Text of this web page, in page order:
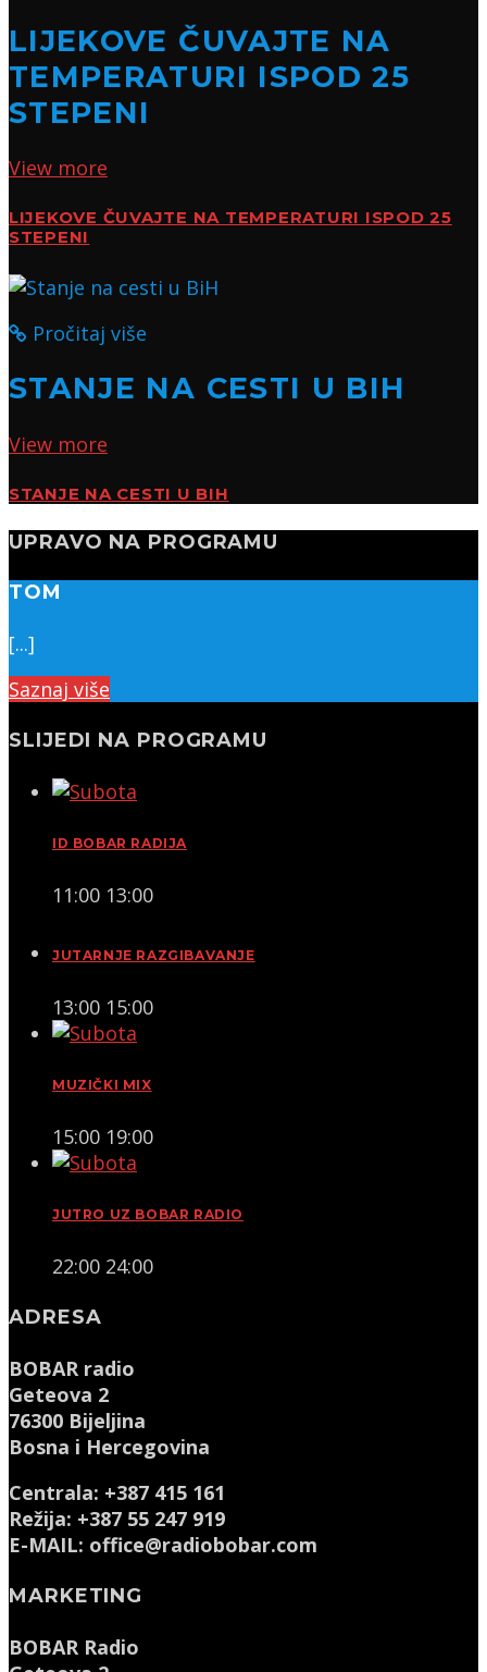
LIJEKOVE ČUVAJTE NA
TEMPERATURI ISPOD 25
STEPENI
View more
LIJEKOVE ČUVAJTE NA TEMPERATURI ISPOD 25
STEPENI
Pročitaj više
STANJE NA CESTI U BIH
View more
STANJE NA CESTI U BIH
UPRAVO NA PROGRAMU
TOM
[...]
Saznaj više
SLIJEDI NA PROGRAMU
ID BOBAR RADIJA
11:00 13:00
JUTARNJE RAZGIBAVANJE
13:00 15:00
MUZIČKI MIX
15:00 19:00
JUTRO UZ BOBAR RADIO
22:00 24:00
ADRESA
BOBAR radio
Geteova 2
76300 Bijeljina
Bosna i Hercegovina
Centrala: +387 415 161
Režija: +387 55 247 919
E-MAIL: office@radiobobar.com
MARKETING
BOBAR Radio